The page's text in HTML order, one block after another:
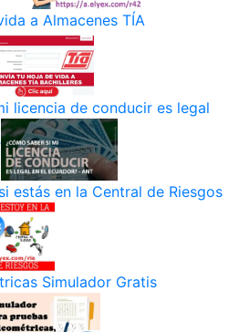
a Almacenes TÍA
licencia de conducir es legal
estás en la Central de Riesgos
Simulador Gratis